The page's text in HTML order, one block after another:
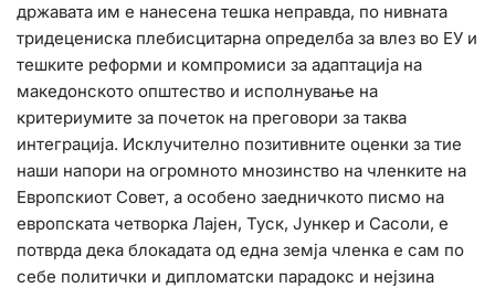
државата им е нанесена тешка неправда, по нивната
тридецениска плебисцитарна определба за влез во ЕУ и
тешките реформи и компромиси за адаптација на
македонското општество и исполнување на
критериумите за почеток на преговори за таква
интеграција. Исклучително позитивните оценки за тие
наши напори на огромното мнозинство на членките на
Европскиот Совет, а особено заедничкото писмо на
европската четворка Лајен, Туск, Јункер и Сасоли, е
потврда дека блокадата од една земја членка е сам по
себе политички и дипломатски парадокс и нејзина